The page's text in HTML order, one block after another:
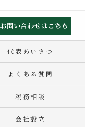
お問い合わせはこちら
代表あいさつ
よくある質問
税務相談
会社設立